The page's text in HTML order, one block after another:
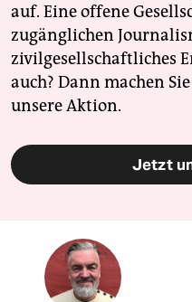
auf. Eine offene
zugänglichen
zivilgesellschaftliches
auch? Dann machen
unsere Aktion.
Jetzt